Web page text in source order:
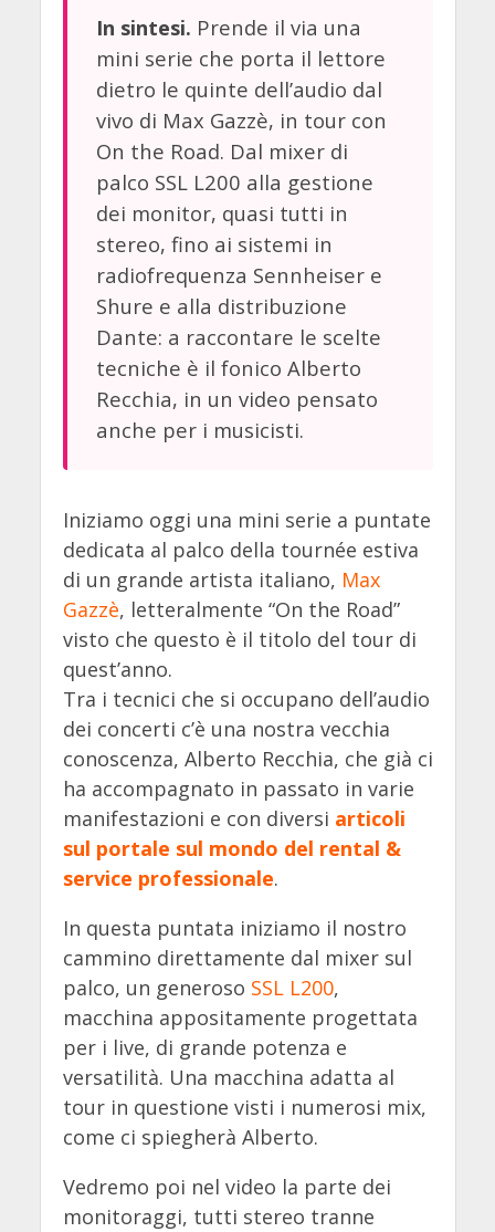
In sintesi. Prende il via una
mini serie che porta il lettore
dietro le quinte dell’audio dal
vivo di Max Gazzè, in tour con
On the Road. Dal mixer di
palco SSL L200 alla gestione
dei monitor, quasi tutti in
stereo, fino ai sistemi in
radiofrequenza Sennheiser e
Shure e alla distribuzione
Dante: a raccontare le scelte
tecniche è il fonico Alberto
Recchia, in un video pensato
anche per i musicisti.
Iniziamo oggi una mini serie a puntate
dedicata al palco della tournée estiva
di un grande artista italiano, Max
Gazzè, letteralmente “On the Road”
visto che questo è il titolo del tour di
quest’anno.
Tra i tecnici che si occupano dell’audio
dei concerti c’è una nostra vecchia
conoscenza, Alberto Recchia, che già ci
ha accompagnato in passato in varie
manifestazioni e con diversi articoli
sul portale sul mondo del rental &
service professionale.
In questa puntata iniziamo il nostro
cammino direttamente dal mixer sul
palco, un generoso SSL L200,
macchina appositamente progettata
per i live, di grande potenza e
versatilità. Una macchina adatta al
tour in questione visti i numerosi mix,
come ci spiegherà Alberto.
Vedremo poi nel video la parte dei
monitoraggi, tutti stereo tranne